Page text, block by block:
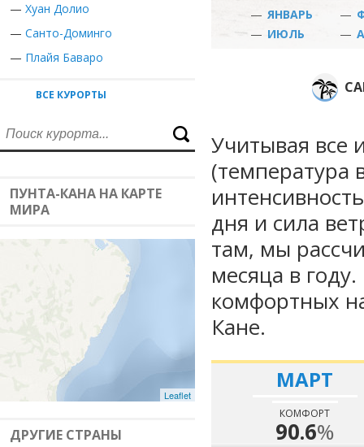
— Хуан Долио
— Санто-Доминго
— Плайя Баваро
ВСЕ КУРОРТЫ
ПУНТА-КАНА НА КАРТЕ
МИРА
Leaflet
ДРУГИЕ СТРАНЫ
— ЯНВАРЬ —
— ИЮЛЬ —
Учитывая все
(температура
дня и сила
там, мы
месяца в
комфортных
Кане.
МАРТ
КОМФОРТ
90.6%